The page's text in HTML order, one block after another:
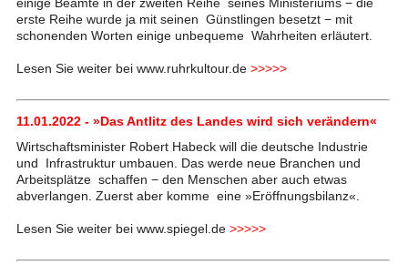
erste Reihe wurde ja mit seinen Günstlingen besetzt − mit
schonenden Worten einige unbequeme Wahrheiten erläutert.
Lesen Sie weiter bei www.ruhrkultour.de >>>>>
11.01.2022 - »Das Antlitz des Landes wird sich verändern«
Wirtschaftsminister Robert Habeck will die deutsche Industrie
und Infrastruktur umbauen. Das werde neue Branchen und
Arbeitsplätze schaffen − den Menschen aber auch etwas
abverlangen. Zuerst aber komme eine »Eröffnungsbilanz«.
Lesen Sie weiter bei www.spiegel.de >>>>>